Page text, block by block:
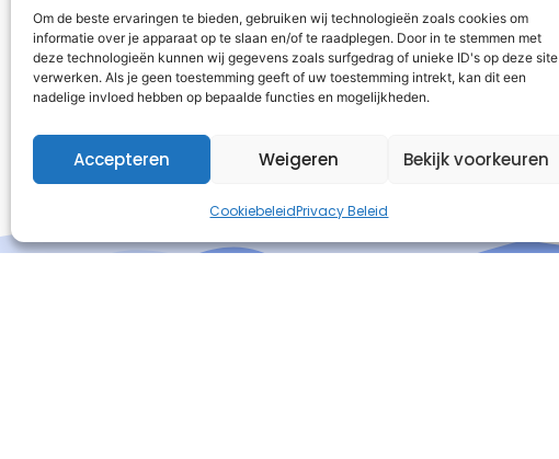
Om de beste ervaringen te bieden, gebruiken wij technologieën zoals cookies om
informatie over je apparaat op te slaan en/of te raadplegen. Door in te stemmen met
deze technologieën kunnen wij gegevens zoals surfgedrag of unieke ID's op deze site
verwerken. Als je geen toestemming geeft of uw toestemming intrekt, kan dit een
nadelige invloed hebben op bepaalde functies en mogelijkheden.
Accepteren Weigeren Bekijk voorkeuren
CookiebeleidPrivacy Beleid